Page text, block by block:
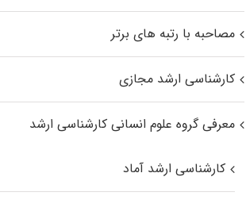
مصاحبه با رتبه های برتر
کارشناسی ارشد مجازی
معرفی گروه علوم انسانی کارشناسی ارشد
کارشناسی ارشد آماد